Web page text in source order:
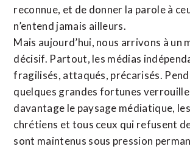
reconnue, et de donner la parole à
n’entend jamais ailleurs.
Mais aujourd’hui, nous arrivons à un
décisif. Partout, les médias
fragilisés, attaqués, précarisés.
quelques grandes fortunes
davantage le paysage médiatique,
chrétiens et tous ceux qui refusent
sont maintenus sous pression